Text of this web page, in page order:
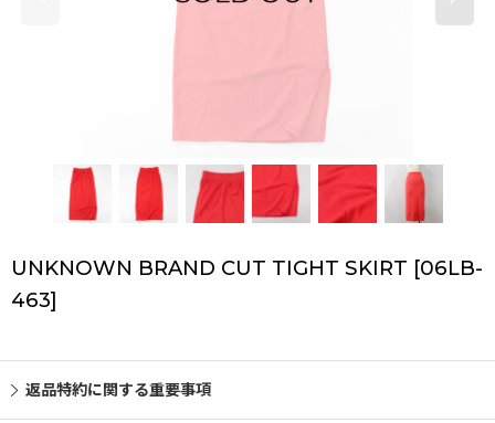
UNKNOWN BRAND CUT TIGHT SKIRT [06LB-
463]
返品特約に関する重要事項